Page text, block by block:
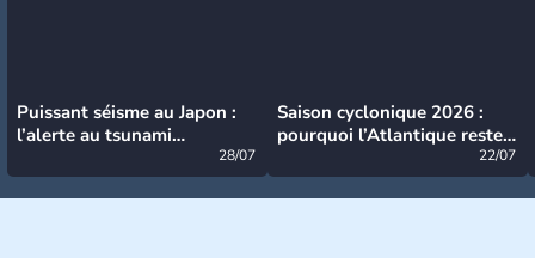
Puissant séisme au Japon :
l’alerte au tsunami
28/07
Saison cyclonique 2026 :
pourquoi l’Atlantique reste
22/07